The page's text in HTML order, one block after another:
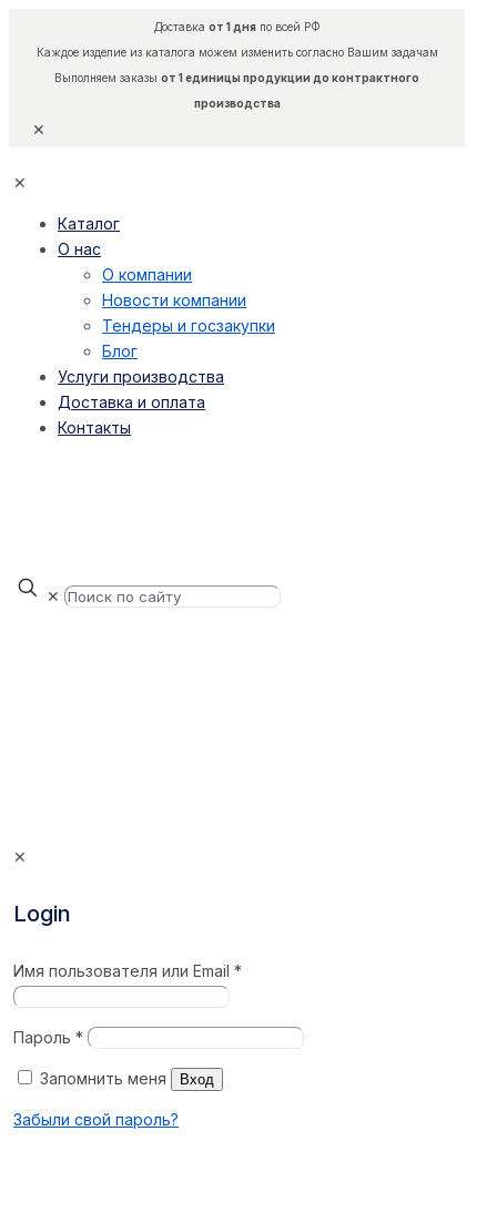
Доставка от 1 дняпо всей РФ
Каждое изделие из каталога можем изменить согласно Вашим задачам
Выполняем заказы от 1 единицы продукции до контрактного
производства
✕
✕
Каталог
О нас
О компании
Новости компании
Тендеры и госзакупки
Блог
Услуги производства
Доставка и оплата
Контакты
✕
✕
Login
Имя пользователя или Email*
Пароль*
Запомнить меня Вход
Забыли свой пароль?